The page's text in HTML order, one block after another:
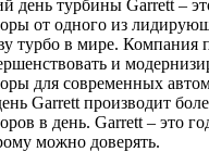
день турбины Garrett –
от одного из
турбо в мире. Компания
и
для современных
Garrett производит
в день. Garrett – это
можно доверять.